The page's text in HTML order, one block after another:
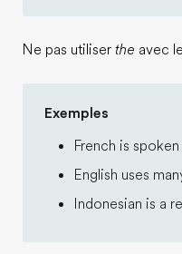
Ne pas utiliser the avec
Exemples
French is spoken
English uses
Indonesian is a